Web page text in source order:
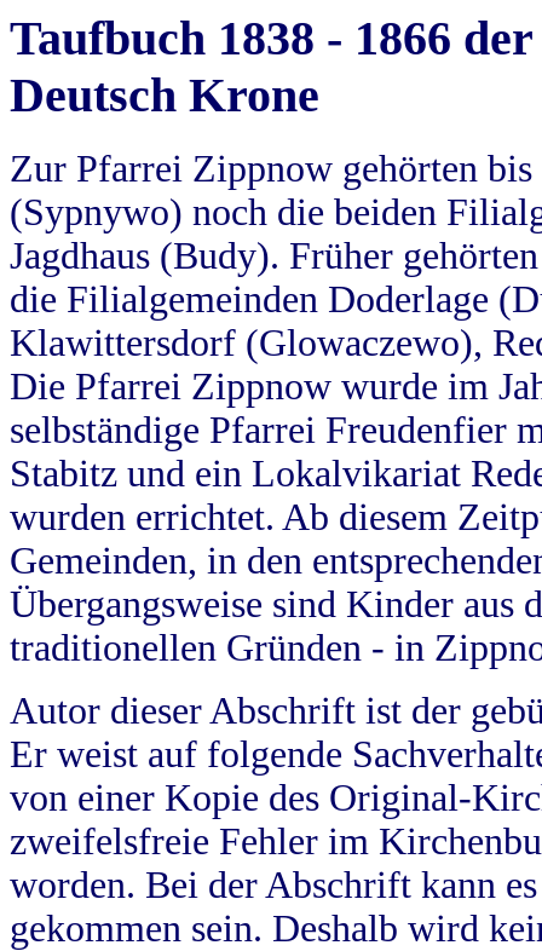
Taufbuch 1838 - 1866
Deutsch Krone
Zur Pfarrei Zippnow gehörten
(Sypnywo) noch die beiden
Jagdhaus (Budy). Früher
die Filialgemeinden Doderlage
Klawittersdorf (Glowaczewo),
Die Pfarrei Zippnow wurde im
selbständige Pfarrei Freudenfier
Stabitz und ein Lokalvikariat
wurden errichtet. Ab diesem
Gemeinden, in den
Übergangsweise sind Kinder aus
traditionellen Gründen - in
Autor dieser Abschrift ist der
Er weist auf folgende
von einer Kopie des Original-
zweifelsfreie Fehler im
worden. Bei der Abschrift kann
gekommen sein. Deshalb wird